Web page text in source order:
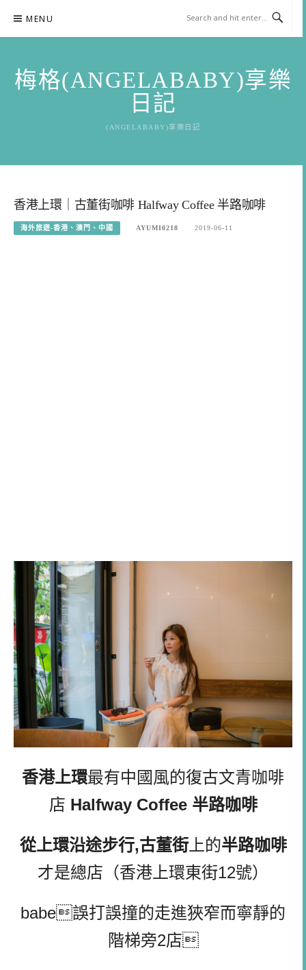
content
MENU
梅格(ANGELABABY)享樂
日記
(ANGELABABY)享樂日記
香港上環｜古董街咖啡 Halfway Coffee 半路咖啡
海外旅遊-香港、澳門、中國 AYUMI0218 2019-06-11
香港上環最有中國風的復古文青咖啡
店 Halfway Coffee 半路咖啡
從上環沿途步行,古董街上的半路咖啡
才是總店 （香港上環東街12號）
babe誤打誤撞的走進狹窄而寧靜的
階梯旁2店